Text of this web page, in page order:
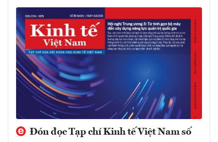
Đón đọc Tạp chí Kinh tế Việt Nam số